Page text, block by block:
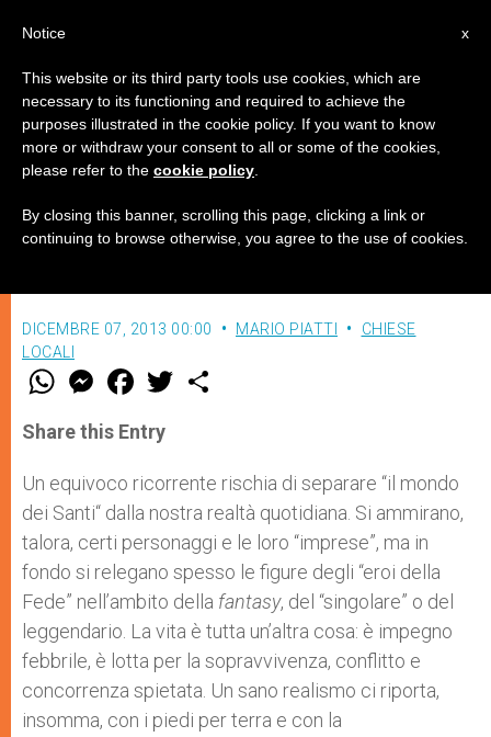
L'Immacolata, dono di Grazia per
il mondo
DICEMBRE 07, 2013 00:00 MARIO PIATTI
CHIESE
LOCALI
W
t
s
p
p
M
e
s
e
g
e
r
F
a
e
b
o
k
w
r
Share this Entry
Un equivoco ricorrente rischia di separare “il mondo
dei Santi“ dalla nostra realtà quotidiana. Si ammirano,
talora, certi personaggi e le loro “imprese”, ma in
fondo si relegano spesso le figure degli “eroi della
Fede” nell’ambito della fantasy, del “singolare” o del
leggendario. La vita è tutta un’altra cosa: è impegno
febbrile, è lotta per la sopravvivenza, conflitto e
concorrenza spietata. Un sano realismo ci riporta,
insomma, con i piedi per terra e con la
x
Notice
This website or its third party tools use cookies, which are
necessary to its functioning and required to achieve the
purposes illustrated in the cookie policy. If you want to know
more or withdraw your consent to all or some of the cookies,
please refer to the cookie policy
By closing this banner, scrolling this page, clicking a link or
continuing to browse otherwise, you agree to the use of cookies.